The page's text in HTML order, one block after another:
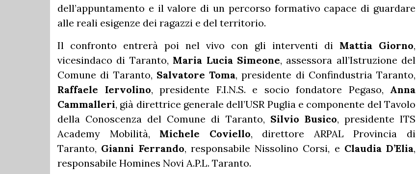
dell’appuntamento e il valore di un percorso formativo capace di guardare
alle reali esigenze dei ragazzi e del territorio.
Il confronto entrerà poi nel vivo con gli interventi di Mattia Giorno,
vicesindaco di Taranto, Maria Lucia Simeone, assessora all’Istruzione del
Comune di Taranto, Salvatore Toma, presidente di Confindustria Taranto,
Raffaele Iervolino, presidente F.I.N.S. e socio fondatore Pegaso, Anna
Cammalleri, già direttrice generale dell’USR Puglia e componente del Tavolo
della Conoscenza del Comune di Taranto, Silvio Busico, presidente ITS
Academy Mobilità, Michele Coviello, direttore ARPAL Provincia di
Taranto, Gianni Ferrando, responsabile Nissolino Corsi, e Claudia D’Elia,
responsabile Homines Novi A.P.L. Taranto.